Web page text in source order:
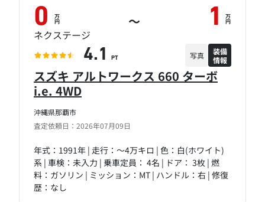
沖縄県那覇市
査定依頼日：2026年07月09日
スズキ アルトワークス 660 ターボ
i.e. 4WD
年式：1991年 | 走行：～4万キロ | 色：白(ホワイト)
系 | 車検：未入力 | 乗車定員： 4名 | ドア： 3枚 | 燃
料：ガソリン | ミッション：MT | ハンドル：右 | 修復
歴：なし
0 万
円 ～ 1 万
円
ネクステージ
4.1 PT 写真
装備
情報